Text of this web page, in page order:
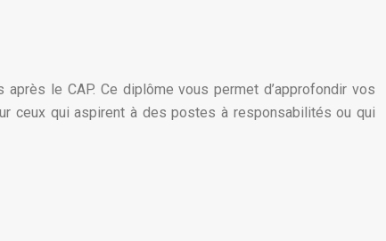
le CAP. Ce diplôme vous permet d’approfondir vos
ceux qui aspirent à des postes à responsabilités ou qui